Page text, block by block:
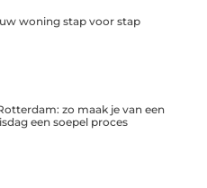
woning stap voor stap
zo maak je van een
een soepel proces